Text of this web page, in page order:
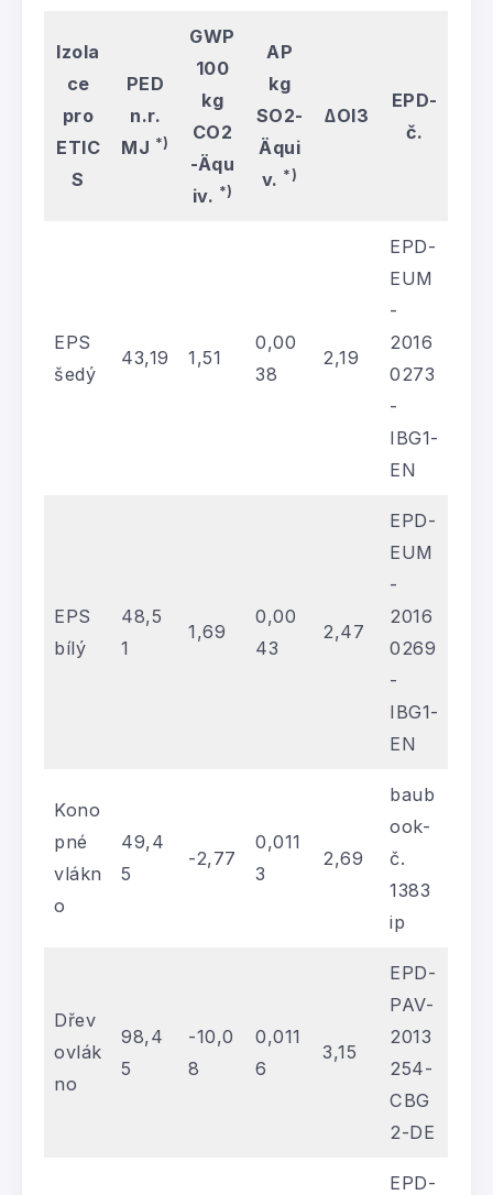
Izola
ce
pro
ETIC
S
PED
n.r.
MJ *)
GWP
100
kg
CO2
-Äqu
iv. *)
AP
kg
SO2-
Äqui
v. *)
∆OI3
EPD-
č.
EPS
šedý
43,19 1,51
0,00
38
2,19
EPD-
EUM
-
2016
0273
-
IBG1-
EN
EPS
bílý
48,5
1
1,69
0,00
43
2,47
EPD-
EUM
-
2016
0269
-
IBG1-
EN
Kono
pné
vlákn
o
49,4
5
-2,77
0,011
3
2,69
baub
ook-
č.
1383
ip
Dřev
ovlák
no
98,4
5
-10,0
8
0,011
6
3,15
EPD-
PAV-
2013
254-
CBG
2-DE
EPD-